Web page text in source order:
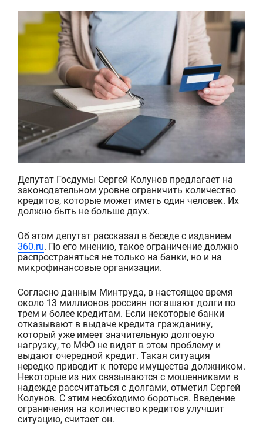
Депутат Госдумы Сергей Колунов предлагаетна
законодательном уровне ограничить количество
кредитов, которые может иметь один человек. Их
должно быть не больше двух.
Об этом депутат рассказал в беседе с изданием
360.ru. По его мнению, такое ограничение должно
распространяться не только на банки, но и на
микрофинансовыеорганизации.
Согласно данным Минтруда, в настоящее время
около 13 миллионов россиян погашают долги по
трем и более кредитам. Если некоторые банки
отказывают в выдаче кредита гражданину,
который уже имеет значительную долговую
нагрузку, то МФО не видят в этом проблему и
выдают очередной кредит. Такая ситуация
нередко приводит к потере имущества должником.
Некоторые из них связываются с мошенниками в
надежде рассчитаться с долгами, отметил Сергей
Колунов. С этим необходимо бороться. Введение
ограничения на количество кредитов улучшит
ситуацию, считает он.